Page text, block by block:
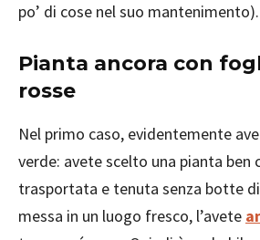
po’ di cose nel suo mantenimento).
Pianta ancora con
rosse
Nel primo caso, evidentemente
verde: avete scelto una pianta ben
trasportata e tenuta senza botte
messa in un luogo fresco, l’avete